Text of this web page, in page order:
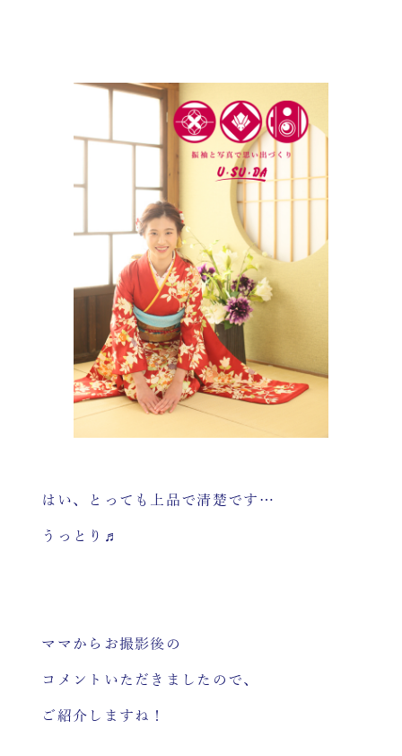
はい、とっても上品で清楚です…
うっとり♬
ママからお撮影後の
コメントいただきましたので、
ご紹介しますね！